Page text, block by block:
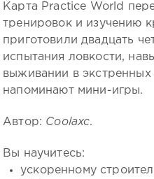
Карта Practice World
тренировок и изучению
приготовили двадцать
испытания ловкости,
выживании в экстренных
напоминают мини-игры.
Автор: Coolaxc.
Вы научитесь:
ускоренному